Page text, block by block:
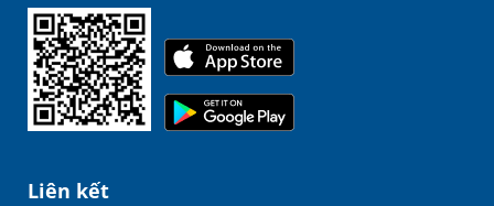
Liên kết